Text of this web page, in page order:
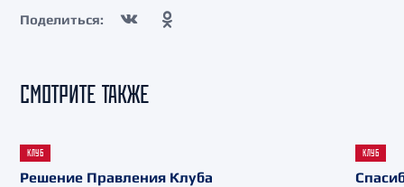
Поделиться:
СМОТРИТЕ ТАКЖЕ
КЛУБ
Решение Правления Клуба
КЛУБ